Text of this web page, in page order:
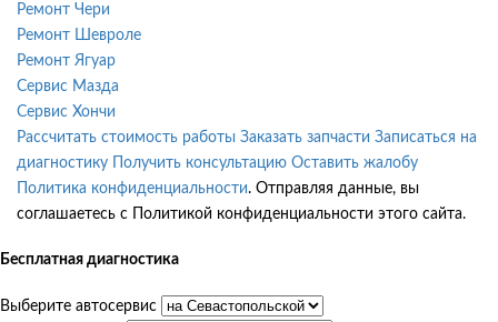
Ремонт Чери
Ремонт Шевроле
Ремонт Ягуар
Сервис Мазда
Сервис Хончи
Рассчитать стоимость работы Заказать запчасти Записаться на
диагностику
Получить консультацию Оставить жалобу
Политика конфиденциальности. Отправляя данные, вы
соглашаетесь с Политикой конфиденциальности этого сайта.
Бесплатная диагностика
Выберите автосервис